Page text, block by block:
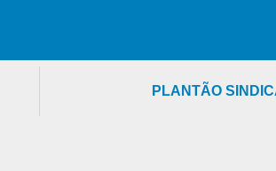
PLANTÃO